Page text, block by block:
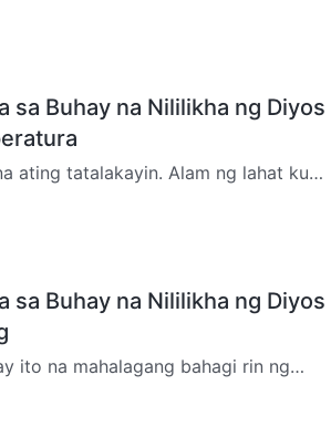
sa Buhay na Nililikha ng Diyos
ating tatalakayin. Alam ng lahat kung
sa Buhay na Nililikha ng Diyos
ito na mahalagang bahagi rin ng